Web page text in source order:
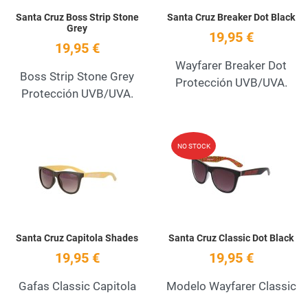
Santa Cruz Boss Strip Stone
Grey
19,95 €
Boss Strip Stone Grey
Protección UVB/UVA.
Santa Cruz Breaker Dot Black
19,95 €
Wayfarer Breaker Dot
Protección UVB/UVA.
Add to Wishlist
Quick View
Santa Cruz Capitola Shades
19,95 €
Gafas Classic Capitola
NO STOCK
Santa Cruz Classic Dot Black
19,95 €
Modelo Wayfarer Classic